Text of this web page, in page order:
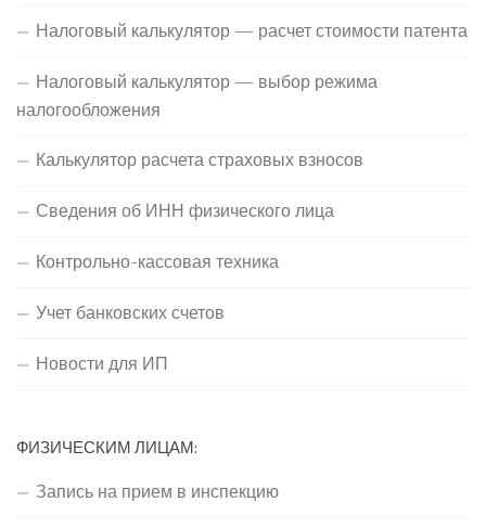
Налоговый калькулятор — расчет стоимости патента
Налоговый калькулятор — выбор режима
налогообложения
Калькулятор расчета страховых взносов
Сведения об ИНН физического лица
Контрольно-кассовая техника
Учет банковских счетов
Новости для ИП
ФИЗИЧЕСКИМ ЛИЦАМ:
Запись на прием в инспекцию